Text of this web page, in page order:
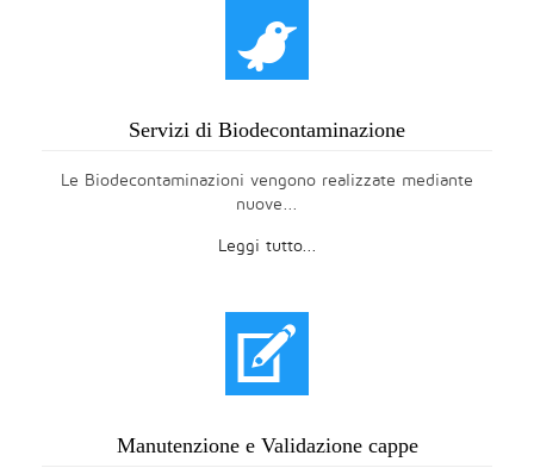
t
Servizi di Biodecontaminazione
Le Biodecontaminazioni vengono realizzate mediante
nuove...
Leggi tutto...
V
Manutenzione e Validazione cappe